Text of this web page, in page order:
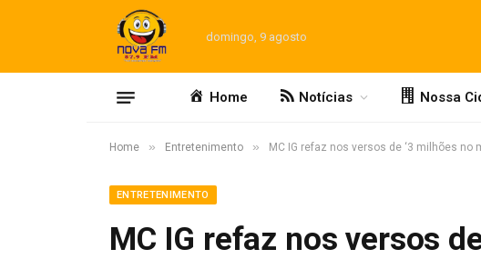
domingo, 9 agosto
Home Notícias Nossa
Home » Entretenimento » MC IG refaz nos versos de ‘3 milhões
ENTRETENIMENTO
MC IG refaz nos versos